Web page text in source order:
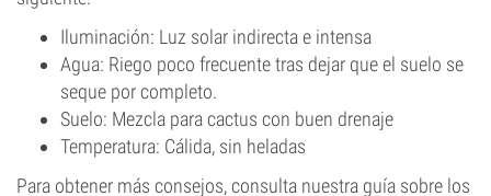
Iluminación: Luz solar indirecta e intensa
Agua: Riego poco frecuente tras dejar que el suelo se
seque por completo.
Suelo: Mezcla para cactus con buen drenaje
Temperatura: Cálida, sin heladas
Para obtener más consejos, consulta nuestra guía sobre los